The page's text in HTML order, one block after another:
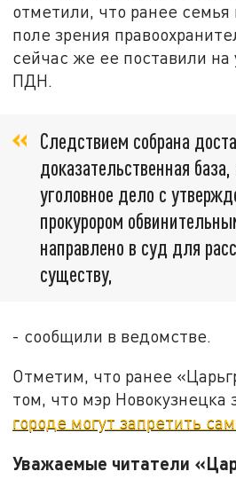
отметили, что ранее семья
поле зрения
сейчас же ее поставили на
ПДН.
Следствием собрана
доказательственная
уголовное дело с
прокурором
направлено в суд для
существу,
- сообщили в ведомстве.
Отметим, что ранее
том, что мэр Новокузнецка
городе могут запретить
Уважаемые читатели